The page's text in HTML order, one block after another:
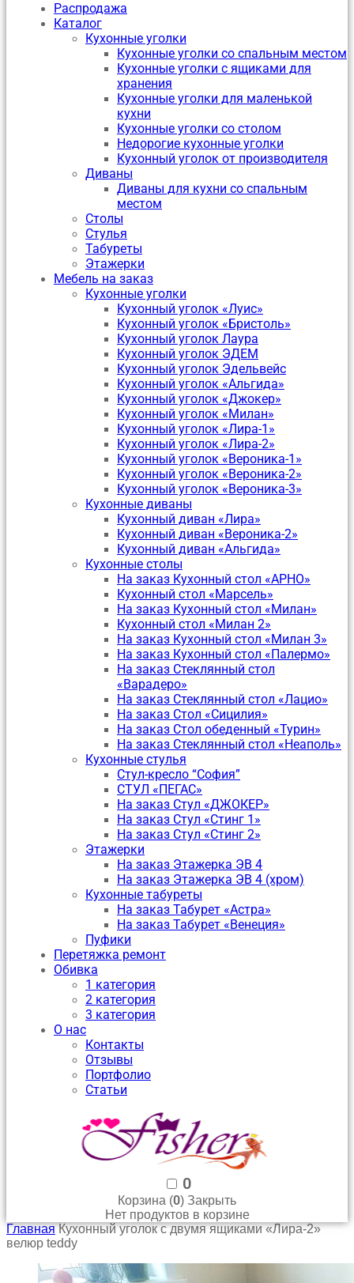
Распродажа
Каталог
Кухонные уголки
Кухонные уголки со спальным местом
Кухонные уголки с ящиками для
хранения
Кухонные уголки для маленькой
кухни
Кухонные уголки со столом
Недорогие кухонные уголки
Кухонный уголок от производителя
Диваны
Диваны для кухни со спальным
местом
Столы
Стулья
Табуреты
Этажерки
Мебель на заказ
Кухонные уголки
Кухонный уголок «Луис»
Кухонный уголок «Бристоль»
Кухонный уголок Лаура
Кухонный уголок ЭДЕМ
Кухонный уголок Эдельвейс
Кухонный уголок «Альгида»
Кухонный уголок «Джокер»
Кухонный уголок «Милан»
Кухонный уголок «Лира-1»
Кухонный уголок «Лира-2»
Кухонный уголок «Вероника-1»
Кухонный уголок «Вероника-2»
Кухонный уголок «Вероника-3»
Кухонные диваны
Кухонный диван «Лира»
Кухонный диван «Вероника-2»
Кухонный диван «Альгида»
Кухонные столы
На заказ Кухонный стол «АРНО»
Кухонный стол «Марсель»
На заказ Кухонный стол «Милан»
Кухонный стол «Милан 2»
На заказ Кухонный стол «Милан 3»
На заказ Кухонный стол «Палермо»
На заказ Стеклянный стол
«Варадеро»
На заказ Стеклянный стол «Лацио»
На заказ Стол «Сицилия»
На заказ Стол обеденный «Турин»
На заказ Стеклянный стол «Неаполь»
Кухонные стулья
Стул-кресло “София”
CТУЛ «ПЕГАС»
На заказ Стул «ДЖОКЕР»
На заказ Стул «Стинг 1»
На заказ Стул «Стинг 2»
Этажерки
На заказ Этажерка ЭВ 4
На заказ Этажерка ЭВ 4 (хром)
Кухонные табуреты
На заказ Табурет «Астра»
На заказ Табурет «Венеция»
Пуфики
Перетяжка ремонт
Обивка
1 категория
2 категория
3 категория
О нас
Контакты
Отзывы
Портфолио
Статьи
0
Корзина (0) Закрыть
Нет продуктов в корзине
Главная Кухонный уголок с двумя ящиками «Лира-2»
велюр teddy